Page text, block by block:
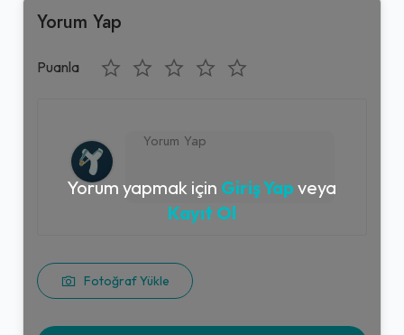
Yorum Yap
Puanla
Fotoğraf Yükle
Yorum yapmak için Giriş Yap veya
Kayıt Ol